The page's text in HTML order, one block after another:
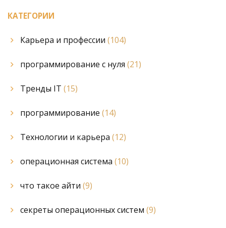
КАТЕГОРИИ
Карьера и профессии (104)
программирование с нуля (21)
Тренды IT (15)
программирование (14)
Технологии и карьера (12)
операционная система (10)
что такое айти (9)
секреты операционных систем (9)